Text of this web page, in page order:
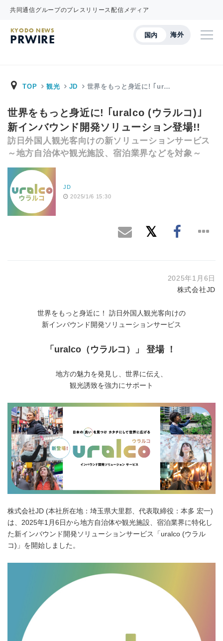
共同通信グループのプレスリリース配信メディア
国内 海外
KYODO NEWS
PRWIRE
TOP 観光 JD 世界をもっと身近に! ｢ur…
世界をもっと身近に! ｢uralco (ウラルコ)｣
新インバウンド開発ソリューション登場!!
訪日外国人観光客向けの新ソリューションサービス
～地方自治体や観光施設、宿泊業界などを対象～
JD
2025/1/6 15:30
2025年1月6日
株式会社JD
世界をもっと身近に！ 訪日外国人観光客向けの
新インバウンド開発ソリューションサービス
「uralco（ウラルコ）」 登場 ！
地方の魅力を発見し、世界に伝え、
観光誘致を強力にサポート
株式会社JD (本社所在地：埼玉県大里郡、代表取締役：本多 宏一)
は、2025年1月6日から地方自治体や観光施設、宿泊業界に特化し
た新インバウンド開発ソリューションサービス「uralco (ウラル
コ)」を開始しました。